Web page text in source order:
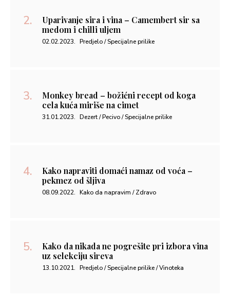
Uparivanje sira i vina – Camembert sir sa
medom i chilli uljem
02.02.2023. Predjelo / Specijalne prilike
Monkey bread – božićni recept od koga
cela kuća miriše na cimet
31.01.2023. Dezert / Pecivo / Specijalne prilike
Kako napraviti domaći namaz od voća –
pekmez od šljiva
08.09.2022. Kako da napravim / Zdravo
Kako da nikada ne pogrešite pri izbora vina
uz selekciju sireva
13.10.2021. Predjelo / Specijalne prilike / Vinoteka